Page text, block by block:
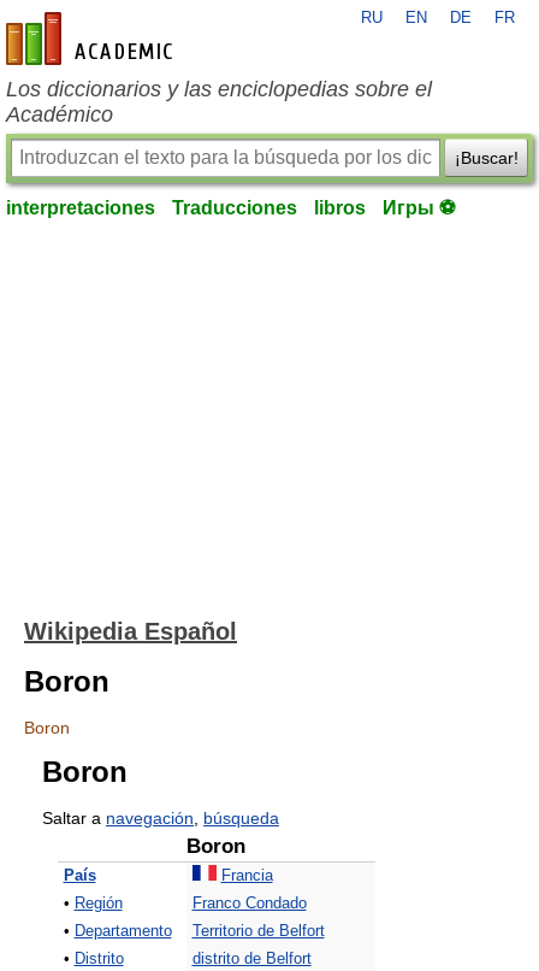
es-academic.com
RU EN DE FR
Los diccionarios y las enciclopedias sobre el
Académico
¡Buscar!
interpretaciones Traducciones libros Игры ⚽
Wikipedia Español
Boron
Boron
Boron
Saltar a navegación búsqueda
Boron
País
Francia
• Región
Franco Condado
• Departamento
Territorio de Belfort
• Distrito
distrito de Belfort